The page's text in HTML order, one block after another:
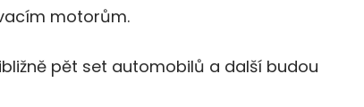
motorům.
pět set automobilů a další budou